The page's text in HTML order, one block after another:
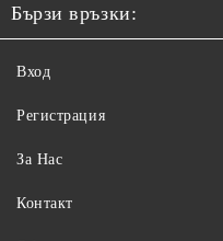
Бързи връзки:
Вход
Регистрация
За Нас
Контакт